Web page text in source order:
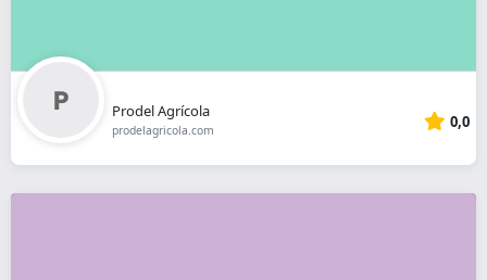
Prodel Agrícola
prodelagricola.com 0,0